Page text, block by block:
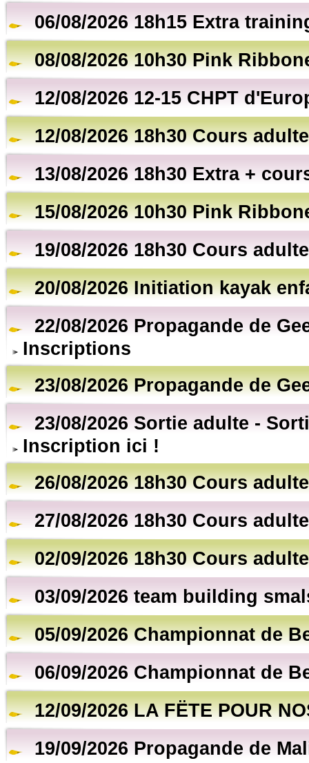
06/08/2026 18h15 Extra
08/08/2026 10h30 Pink
12/08/2026 12-15 CHPT
12/08/2026 18h30 Cours
13/08/2026 18h30 Extra +
15/08/2026 10h30 Pink
19/08/2026 18h30 Cours
20/08/2026 Initiation kayak
22/08/2026 Propagande de
Inscriptions
23/08/2026 Propagande de
23/08/2026 Sortie adulte -
Inscription ici !
26/08/2026 18h30 Cours
27/08/2026 18h30 Cours
02/09/2026 18h30 Cours
03/09/2026 team building
05/09/2026 Championnat de
06/09/2026 Championnat de
12/09/2026 LA FËTE POUR
19/09/2026 Propagande de